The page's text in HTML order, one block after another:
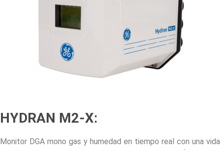
HYDRAN M2-X:
Monitor DGA mono gas y humedad en tiempo real con una vida